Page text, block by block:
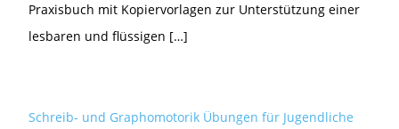
Praxisbuch mit Kopiervorlagen zur Unterstützung einer
lesbaren und flüssigen […]
Schreib- und Graphomotorik Übungen für Jugendliche